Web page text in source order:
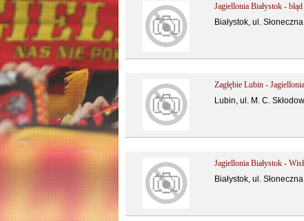
Jagiellonia Białystok -
Białystok, ul.
Zagłębie Lubin -
Lubin, ul. M. C.
Jagiellonia Białystok -
Białystok, ul.